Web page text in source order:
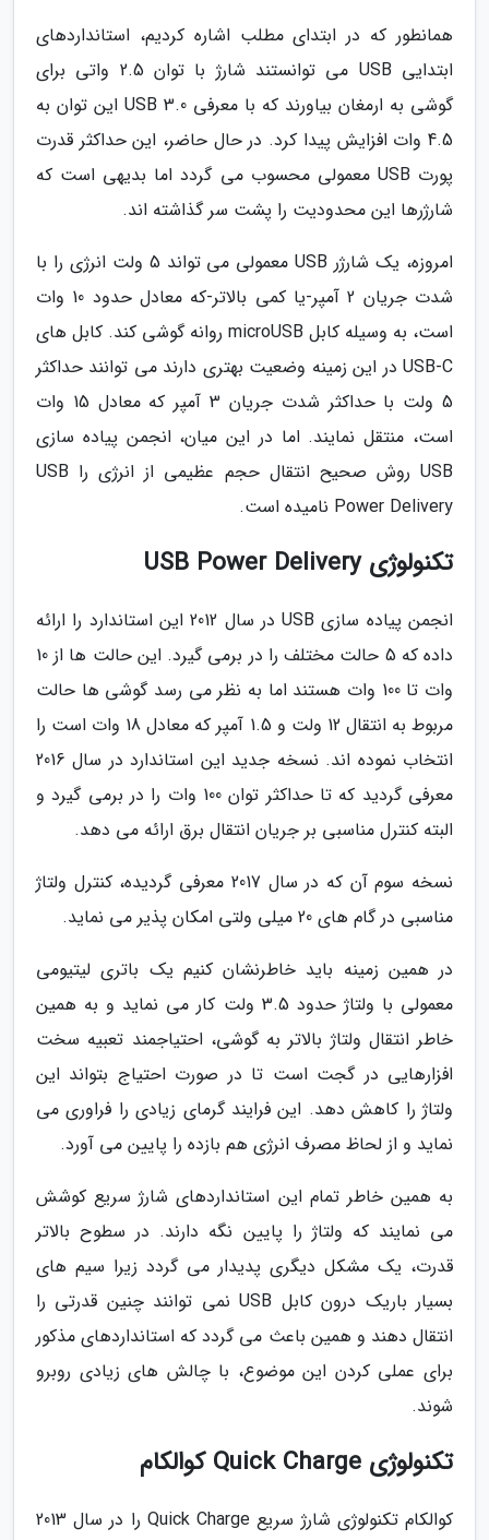
همانطور که در ابتدای مطلب اشاره کردیم، استانداردهای
ابتدایی USB می توانستند شارژ با توان 2.5 واتی برای
گوشی به ارمغان بیاورند که با معرفی USB 3.0 این توان به
4.5 وات افزایش پیدا کرد. در حال حاضر، این حداکثر قدرت
پورت USB معمولی محسوب می گردد اما بدیهی است که
شارژرها این محدودیت را پشت سر گذاشته اند.
امروزه، یک شارژر USB معمولی می تواند 5 ولت انرژی را با
شدت جریان 2 آمپر-یا کمی بالاتر-که معادل حدود 10 وات
است، به وسیله کابل microUSB روانه گوشی کند. کابل های
USB-C در این زمینه وضعیت بهتری دارند می توانند حداکثر
5 ولت با حداکثر شدت جریان 3 آمپر که معادل 15 وات
است، منتقل نمایند. اما در این میان، انجمن پیاده سازی
USB روش صحیح انتقال حجم عظیمی از انرژی را USB
Power Delivery نامیده است.
تکنولوژی USB Power Delivery
انجمن پیاده سازی USB در سال 2012 این استاندارد را ارائه
داده که 5 حالت مختلف را در برمی گیرد. این حالت ها از 10
وات تا 100 وات هستند اما به نظر می رسد گوشی ها حالت
مربوط به انتقال 12 ولت و 1.5 آمپر که معادل 18 وات است را
انتخاب نموده اند. نسخه جدید این استاندارد در سال 2016
معرفی گردید که تا حداکثر توان 100 وات را در برمی گیرد و
البته کنترل مناسبی بر جریان انتقال برق ارائه می دهد.
نسخه سوم آن که در سال 2017 معرفی گردیده، کنترل ولتاژ
مناسبی در گام های 20 میلی ولتی امکان پذیر می نماید.
در همین زمینه باید خاطرنشان کنیم یک باتری لیتیومی
معمولی با ولتاژ حدود 3.5 ولت کار می نماید و به همین
خاطر انتقال ولتاژ بالاتر به گوشی، احتیاجمند تعبیه سخت
افزارهایی در گجت است تا در صورت احتیاج بتواند این
ولتاژ را کاهش دهد. این فرایند گرمای زیادی را فراوری می
نماید و از لحاظ مصرف انرژی هم بازده را پایین می آورد.
به همین خاطر تمام این استانداردهای شارژ سریع کوشش
می نمایند که ولتاژ را پایین نگه دارند. در سطوح بالاتر
قدرت، یک مشکل دیگری پدیدار می گردد زیرا سیم های
بسیار باریک درون کابل USB نمی توانند چنین قدرتی را
انتقال دهند و همین باعث می گردد که استانداردهای مذکور
برای عملی کردن این موضوع، با چالش های زیادی روبرو
شوند.
تکنولوژی Quick Charge کوالکام
کوالکام تکنولوژی شارژ سریع Quick Charge را در سال 2013